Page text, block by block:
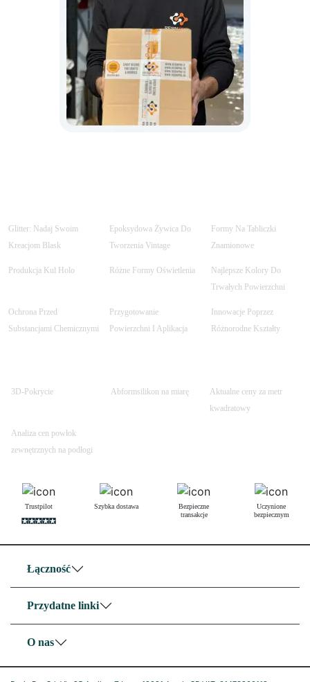
Glitter: Nadaj Swoim
Kreacjom Blask
Epoksydowa Żywica Do
Tworzenia Vintage
Formy Na Tabliczki
Znamionowe
Produkcja Kul Holo Różne Formy Oświetlenia
Najlepsze Kolory Do
Trwałych Powierzchni
Ochrona Przed
Substancjami Chemicznymi
Przygotowanie
Powierzchni I Aplikacja
Innowacje Poprzez
Różnorodne Kształty
3D-Pokrycie Abformsilikon na miarę
Aktualne ceny za metr
kwadratowy
Analiza cen powłok
zewnętrznych na podłogi
Trustpilot Szybka dostawa
Bezpieczne
transakcje
Uczynione
bezpiecznym
Łączność
Przydatne linki
O nas